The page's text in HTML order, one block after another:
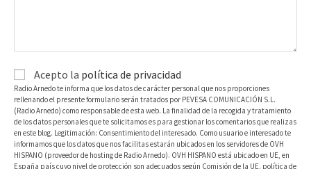
Acepto la política de privacidad
Radio Arnedo te informa que los datos de carácter personal que nos proporciones
rellenando el presente formulario serán tratados por PEVESA COMUNICACIÓN S.L.
(Radio Arnedo) como responsable de esta web. La finalidad de la recogida y tratamiento
de los datos personales que te solicitamos es para gestionar los comentarios que realizas
en este blog. Legitimación: Consentimiento del interesado. Como usuario e interesado te
informamos que los datos que nos facilitas estarán ubicados en los servidores de OVH
HISPANO (proveedor de hosting de Radio Arnedo). OVH HISPANO está ubicado en UE, en
España país cuyo nivel de protección son adecuados según Comisión de la UE. política de